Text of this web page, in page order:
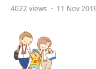
4022 views 11 Nov